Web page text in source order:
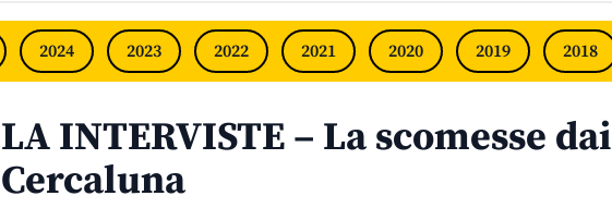
2024 2023 2022 2021 2020 2019 2018
LA INTERVISTE – La scomesse dai
Cercaluna